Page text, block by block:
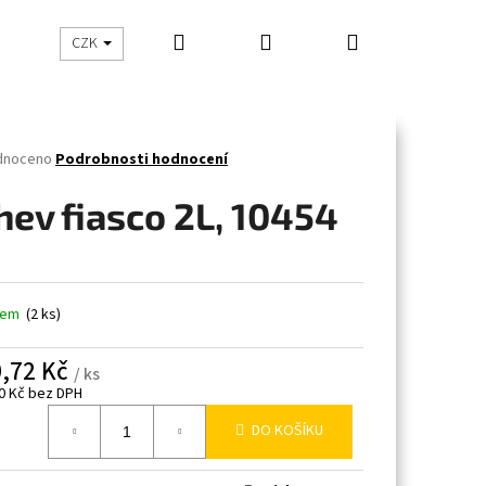
CHOVATELSKÉ POTŘEBY BYTOVÉ DOPLŇKY
CZK Hledat PřihlášeníNákupní
košík
Podrobnosti hodnocení
fiasco 2L, 10454
(2 ks)
Kč / ks
Kč bez DPH
DO KOŠÍKU